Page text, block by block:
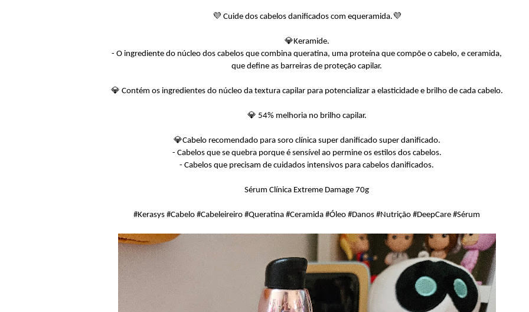
💜 Cuide dos cabelos danificados com equeramida.💜
💎Keramide.
- O ingrediente do núcleo dos cabelos que combina queratina, uma proteína que compõe o cabelo, e ceramida,
que define as barreiras de proteção capilar.
💎 Contém os ingredientes do núcleo da textura capilar para potencializar a elasticidade e brilho de cada cabelo.
💎 54% melhoria no brilho capilar.
💎Cabelo recomendado para soro clínica super danificado super danificado.
- Cabelos que se quebra porque é sensível ao permine os estilos dos cabelos.
- Cabelos que precisam de cuidados intensivos para cabelos danificados.
Sérum Clínica Extreme Damage 70g
#Kerasys #Cabelo #Cabeleireiro #Queratina #Ceramida #Óleo #Danos #Nutrição #DeepCare #Sérum